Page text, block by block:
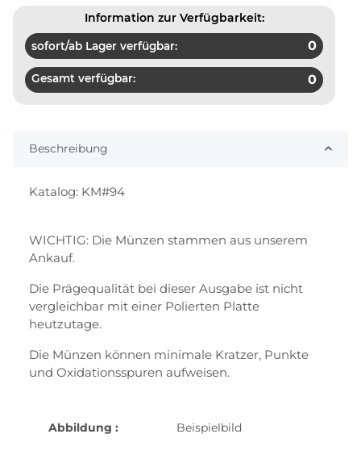
Information zur Verfügbarkeit:
sofort/ab Lager verfügbar: 0
Gesamt verfügbar: 0
Beschreibung
Katalog: KM#94
WICHTIG: Die Münzen stammen aus unserem
Ankauf.
Die Prägequalität bei dieser Ausgabe ist nicht
vergleichbar mit einer Polierten Platte
heutzutage.
Die Münzen können minimale Kratzer, Punkte
und Oxidationsspuren aufweisen.
Abbildung : Beispielbild